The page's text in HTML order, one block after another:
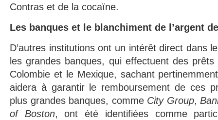
Contras et de la cocaïne.
Les banques et le blanchiment de l’argent
D’autres institutions ont un intérêt direct dans
les grandes banques, qui effectuent des
Colombie et le Mexique, sachant
aidera à garantir le remboursement de ces
plus grandes banques, comme City Group,
of Boston, ont été identifiées comme